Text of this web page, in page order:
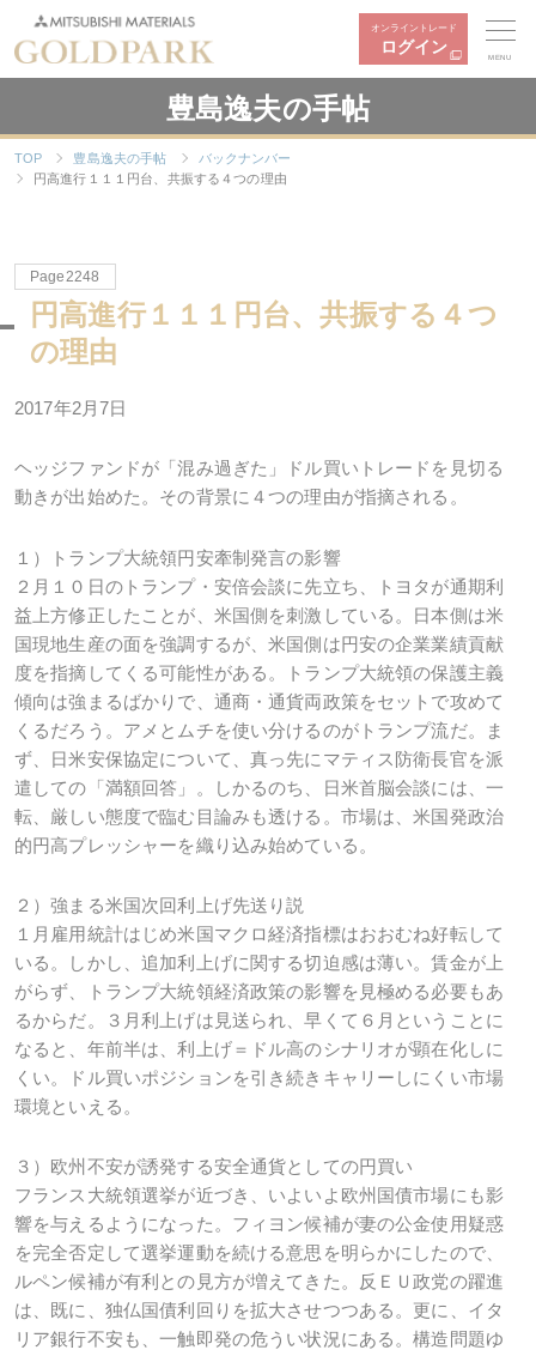
オンライントレード
ログイン
MENU
豊島逸夫の手帖
TOP 豊島逸夫の手帖
バックナンバー
円高進行１１１円台、共振する４つの理由
Page2248
円高進行１１１円台、共振する４つ
の理由
2017年2月7日
ヘッジファンドが「混み過ぎた」ドル買いトレードを見切る
動きが出始めた。その背景に４つの理由が指摘される。
１）トランプ大統領円安牽制発言の影響
２月１０日のトランプ・安倍会談に先立ち、トヨタが通期利
益上方修正したことが、米国側を刺激している。日本側は米
国現地生産の面を強調するが、米国側は円安の企業業績貢献
度を指摘してくる可能性がある。トランプ大統領の保護主義
傾向は強まるばかりで、通商・通貨両政策をセットで攻めて
くるだろう。アメとムチを使い分けるのがトランプ流だ。ま
ず、日米安保協定について、真っ先にマティス防衛長官を派
遣しての「満額回答」。しかるのち、日米首脳会談には、一
転、厳しい態度で臨む目論みも透ける。市場は、米国発政治
的円高プレッシャーを織り込み始めている。
２）強まる米国次回利上げ先送り説
１月雇用統計はじめ米国マクロ経済指標はおおむね好転して
いる。しかし、追加利上げに関する切迫感は薄い。賃金が上
がらず、トランプ大統領経済政策の影響を見極める必要もあ
るからだ。３月利上げは見送られ、早くて６月ということに
なると、年前半は、利上げ＝ドル高のシナリオが顕在化しに
くい。ドル買いポジションを引き続きキャリーしにくい市場
環境といえる。
３）欧州不安が誘発する安全通貨としての円買い
フランス大統領選挙が近づき、いよいよ欧州国債市場にも影
響を与えるようになった。フィヨン候補が妻の公金使用疑惑
を完全否定して選挙運動を続ける意思を明らかにしたので、
ルペン候補が有利との見方が増えてきた。反ＥＵ政党の躍進
は、既に、独仏国債利回りを拡大させつつある。更に、イタ
リア銀行不安も、一触即発の危うい状況にある。構造問題ゆ